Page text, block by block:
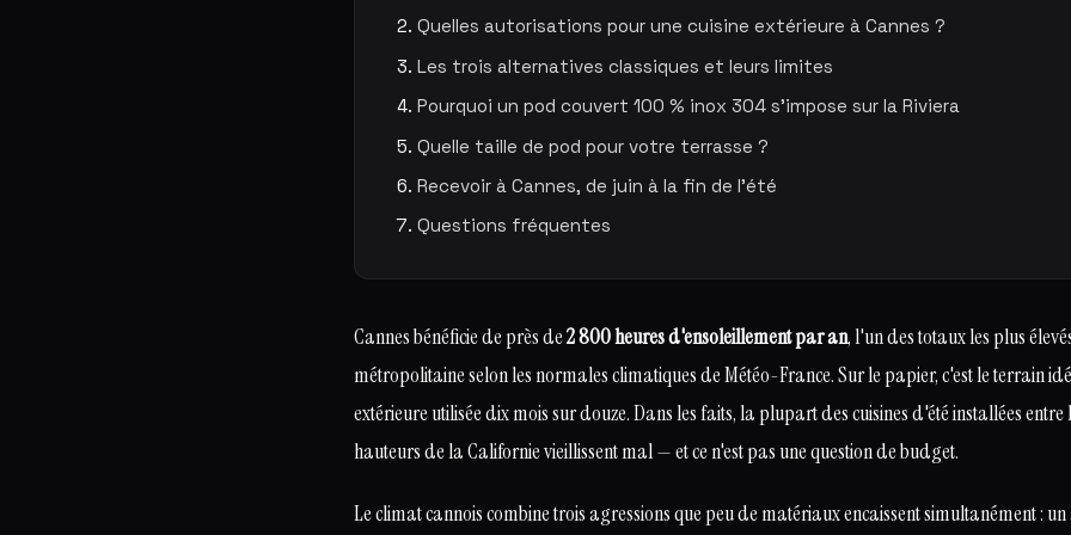
Quelles autorisations pour une cuisine extérieure à Cannes ?
Les trois alternatives classiques et leurs limites
Pourquoi un pod couvert 100 % inox 304 s'impose sur la Riviera
Quelle taille de pod pour votre terrasse ?
Recevoir à Cannes, de juin à la fin de l'été
Questions fréquentes
Cannes bénéficie de près de2 800 heures d'ensoleillement par an, l'un des totaux les plus
métropolitaine selon les normales climatiques de Météo-France. Sur le papier, c'est le terrain
extérieure utilisée dix mois sur douze. Dans les faits, la plupart des cuisines d'été installées entre
hauteurs de la Californie vieillissent mal — et ce n'est pas une question de budget.
Le climat cannois combine trois agressions que peu de matériaux encaissent simultanément :